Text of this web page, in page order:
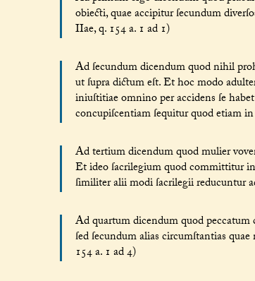
obiecti, quae accipitur ſecundum
IIae, q. 154 a. 1 ad 1)
Ad ſecundum dicendum quod nihil
ut ſupra dictum eſt. Et hoc modo
iniuſtitiae omnino per accidens ſe
concupiſcentiam ſequitur quod etiam
Ad tertium dicendum quod mulier
Et ideo ſacrilegium quod committitur
ſimiliter alii modi ſacrilegii reducuntur
Ad quartum dicendum quod peccatum
ſed ſecundum alias circumſtantias
154 a. 1 ad 4)